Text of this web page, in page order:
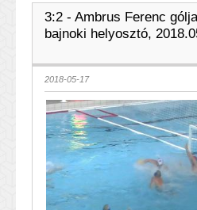
3:2 - Ambrus Ferenc
bajnoki helyosztó,
2018-05-17